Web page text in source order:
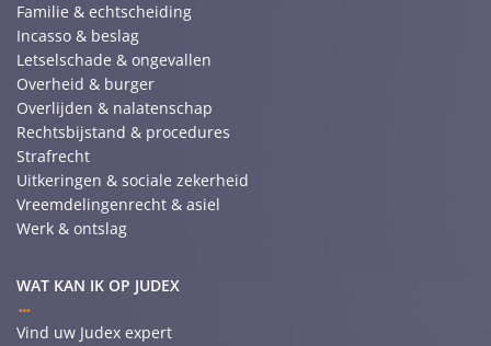
Familie & echtscheiding
Incasso & beslag
Letselschade & ongevallen
Overheid & burger
Overlijden & nalatenschap
Rechtsbijstand & procedures
Strafrecht
Uitkeringen & sociale zekerheid
Vreemdelingenrecht & asiel
Werk & ontslag
WAT KAN IK OP JUDEX
Vind uw Judex expert